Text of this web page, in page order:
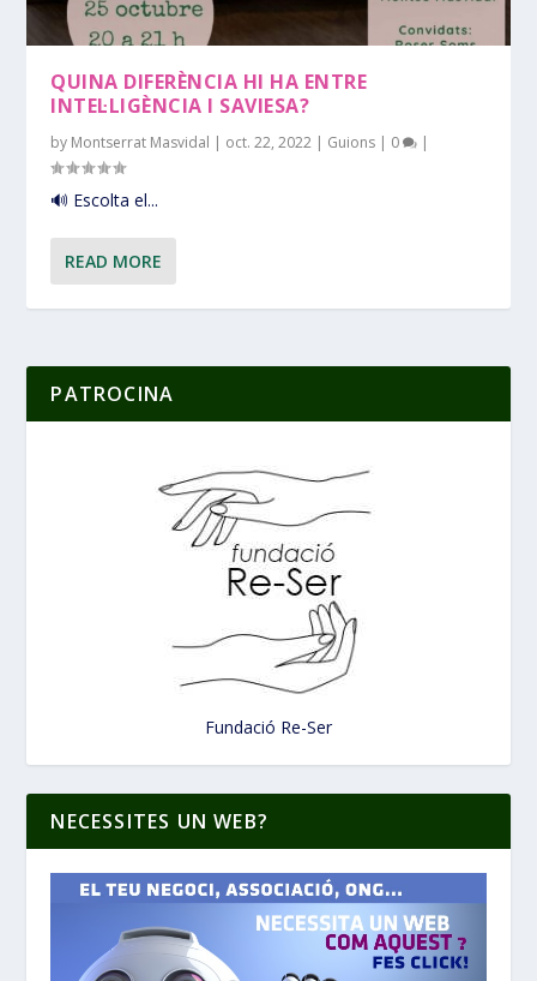
QUINA DIFERÈNCIA HI HA ENTRE
INTEL·LIGÈNCIA I SAVIESA?
by Montserrat Masvidal | oct. 22, 2022 | Guions | 0 |
🔊 Escolta el...
READ MORE
PATROCINA
Fundació Re-Ser
NECESSITES UN WEB?